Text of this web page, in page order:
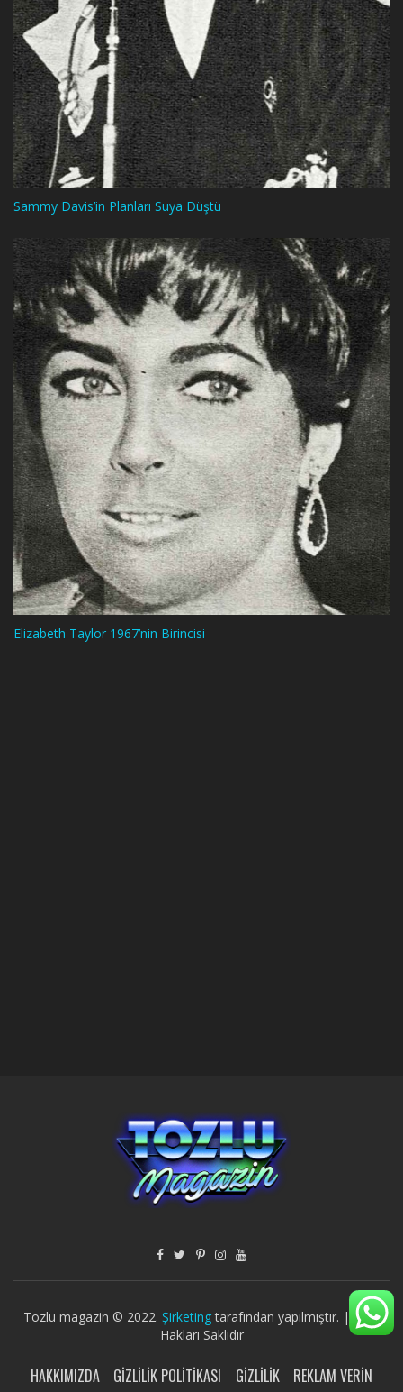
Sammy Davis’in Planları Suya Düştü
Elizabeth Taylor 1967’nin Birincisi
Tozlu magazin © 2022. Şirketingtarafından yapılmıştır. | Tüm
Hakları Saklıdır
HAKKIMIZDA GIZLILIK POLITIKASI GIZLILIK
REKLAM VERIN